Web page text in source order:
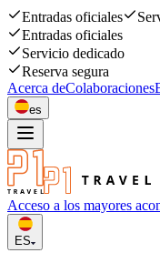
Entradas oficiales
Entradas oficiales
Servicio dedicado
Reserva segura
Acerca deColaboraciones
es
Acceso a los mayores
ES